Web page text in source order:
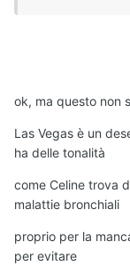
ok, ma questo non
Las Vegas è un
ha delle tonalità
come Celine trova
malattie bronchiali
proprio per la
per evitare